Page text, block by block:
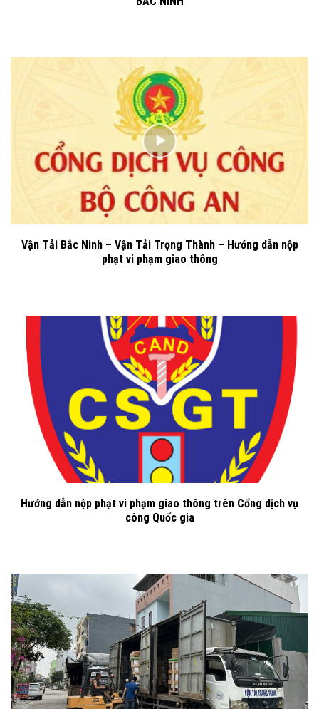
Vận Tải Bắc Ninh – Vận Tải Trọng Thành – Hướng dẫn nộp
phạt vi phạm giao thông
Hướng dẫn nộp phạt vi phạm giao thông trên Cổng dịch vụ
công Quốc gia